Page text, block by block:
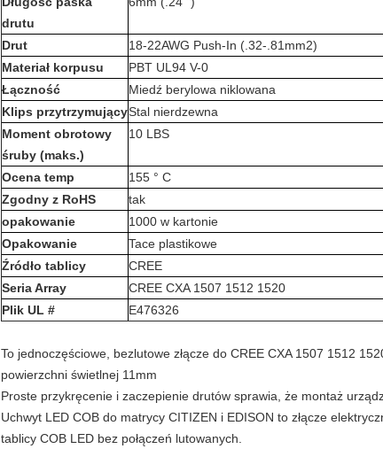
drutu
Drut
18-22AWG Push-In (.32-.81mm2)
Materiał korpusu
PBT UL94 V-0
Łączność
Miedź berylowa niklowana
Klips przytrzymującyStal nierdzewna
Moment obrotowy
śruby (maks.)
10 LBS
Ocena temp
155 ° C
Zgodny z RoHS
tak
opakowanie
1000 w kartonie
Opakowanie
Tace plastikowe
Źródło tablicy
CREE
Seria Array
CREE CXA 1507 1512 1520
Plik UL #
E476326
To jednoczęściowe, bezlutowe złącze do CREE CXA 1507 1512
powierzchni świetlnej 11mm
Proste przykręcenie i zaczepienie drutów sprawia, że ​​montaż
Uchwyt LED COB do matrycy CITIZEN i EDISON to złącze
tablicy COB LED bez połączeń lutowanych.